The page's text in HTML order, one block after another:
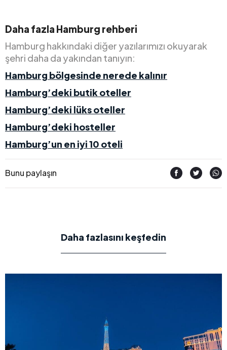
Daha fazla Hamburg rehberi
Hamburg hakkındaki diğer yazılarımızı okuyarak
şehri daha da yakından tanıyın:
Hamburg bölgesinde nerede kalınır
Hamburg’deki butik oteller
Hamburg’deki lüks oteller
Hamburg’deki hosteller
Hamburg’un en iyi 10 oteli
Bunu paylaşın
Daha fazlasını keşfedin